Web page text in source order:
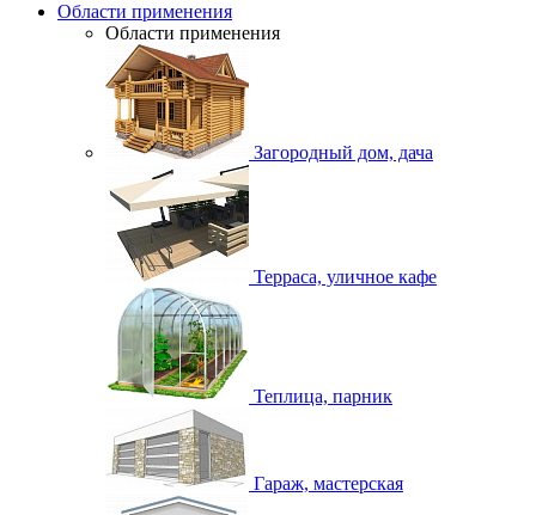
Области применения
Области применения
Загородный дом, дача
Терраса, уличное кафе
Теплица, парник
Гараж, мастерская